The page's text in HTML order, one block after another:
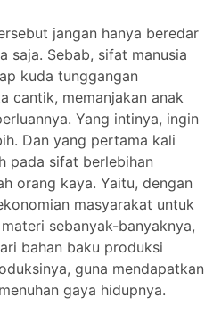
jangan hanya beredar
saja. Sebab, sifat manusia
kuda tunggangan
cantik, memanjakan anak
Yang intinya, ingin
Dan yang pertama kali
pada sifat berlebihan
orang kaya. Yaitu, dengan
masyarakat untuk
sebanyak-banyaknya,
bahan baku produksi
guna mendapatkan
gaya hidupnya.